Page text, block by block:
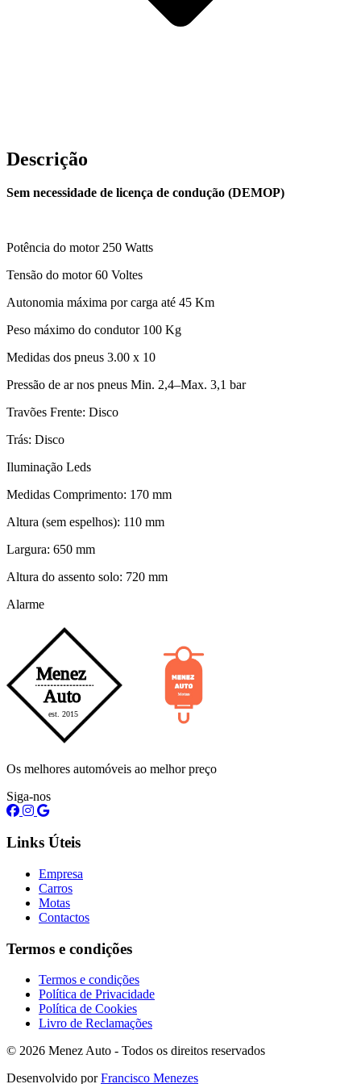
Descrição
Sem necessidade de licença de condução (DEMOP)
Potência do motor 250 Watts
Tensão do motor 60 Voltes
Autonomia máxima por carga até 45 Km
Peso máximo do condutor 100 Kg
Medidas dos pneus 3.00 x 10
Pressão de ar nos pneus Min. 2,4–Max. 3,1 bar
Travões Frente: Disco
Trás: Disco
Iluminação Leds
Medidas Comprimento: 170 mm
Altura (sem espelhos): 110 mm
Largura: 650 mm
Altura do assento solo: 720 mm
Alarme
Os melhores automóveis ao melhor preço
Siga-nos
Links Úteis
Empresa
Carros
Motas
Contactos
Termos e condições
Termos e condições
Política de Privacidade
Política de Cookies
Livro de Reclamações
© 2026 Menez Auto - Todos os direitos reservados
Desenvolvido porFrancisco Menezes